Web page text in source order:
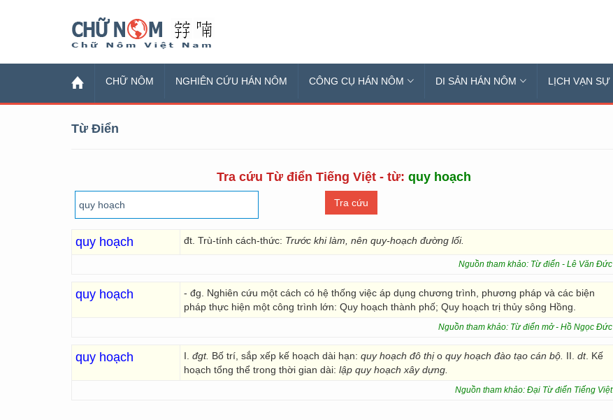
CHỮ NÔM NGHIÊN CỨU HÁN NÔM CÔNG CỤ HÁN NÔM DI SẢN HÁN NÔM LỊCH VẠN SỰ
Từ Điển
Tra cứu Từ điển Tiếng Việt - từ:quy hoạch
quy hoạch đt. Trù-tính cách-thức: Trước khi làm, nên quy-hoạch đường lối.
Nguồn tham khảo: Từ điển - Lê Văn Đức
quy hoạch
- đg. Nghiên cứu một cách có hệ thống việc áp dụng chương trình, phương pháp và các biện
pháp thực hiện một công trình lớn: Quy hoạch thành phố; Quy hoạch trị thủy sông Hồng.
Nguồn tham khảo: Từ điển mở - Hồ Ngọc Đức
quy hoạch I. đgt. Bố trí, sắp xếp kế hoạch dài hạn: quy hoạch đô thịo quy hoạch đào tạo cán bộ. II. dt. Kế
hoạch tổng thể trong thời gian dài: lập quy hoạch xây dựng.
Nguồn tham khảo: Đại Từ điển Tiếng Việt